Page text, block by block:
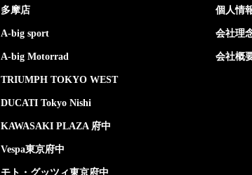
多摩店
A-big sport
A-big Motorrad
TRIUMPH TOKYO WEST
DUCATI Tokyo Nishi
KAWASAKI PLAZA 府中
Vespa東京府中
モト・グッツィ東京府中
個人情
会社理
会社概